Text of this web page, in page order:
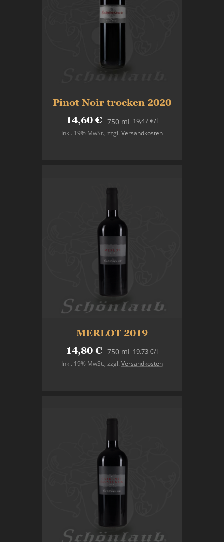
Pinot Noir trocken 2020
14,60 € 750 ml
Inkl. 19% MwSt., zzgl. Versandkosten
19,47 €/l
MERLOT 2019
14,80 € 750 ml
Inkl. 19% MwSt., zzgl. Versandkosten
19,73 €/l